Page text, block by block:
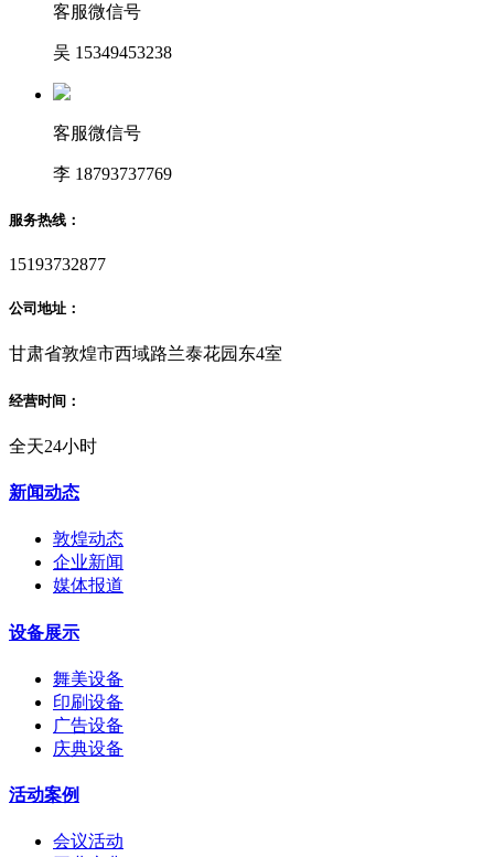
客服微信号
吴 15349453238
客服微信号
李 18793737769
服务热线：
15193732877
公司地址：
甘肃省敦煌市西域路兰泰花园东4室
经营时间：
全天24小时
新闻动态
敦煌动态
企业新闻
媒体报道
设备展示
舞美设备
印刷设备
广告设备
庆典设备
活动案例
会议活动